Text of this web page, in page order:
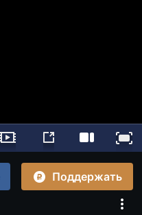
Поддержать